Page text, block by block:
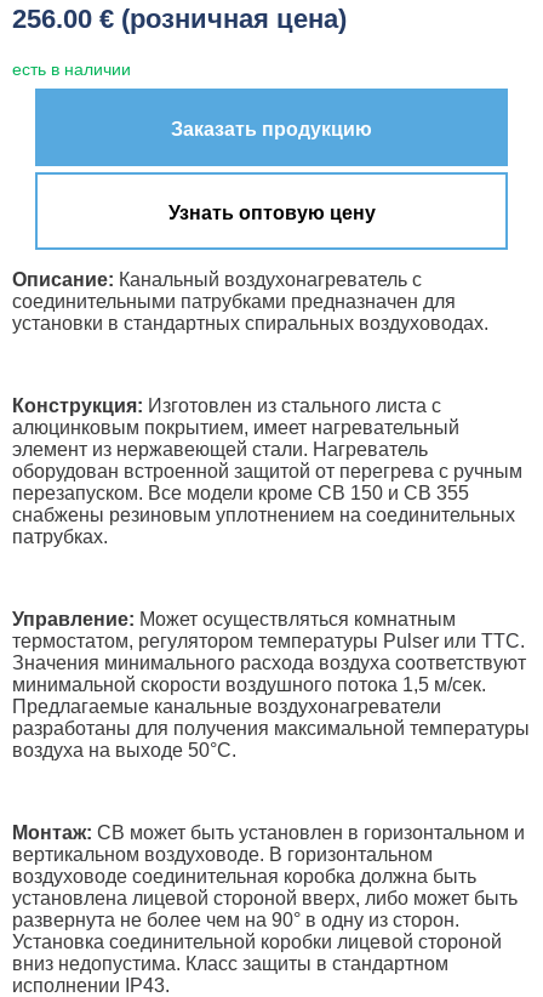
256.00 € (розничная цена)
есть в наличии
Заказать продукцию
Узнать оптовую цену
Описание: Канальный воздухонагреватель с
соединительными патрубками предназначен для
установки в стандартных спиральных воздуховодах.
Конструкция: Изготовлен из стального листа с
алюцинковым покрытием, имеет нагревательный
элемент из нержавеющей стали. Нагреватель
оборудован встроенной защитой от перегрева c ручным
перезапуском. Все модели кроме СВ 150 и СВ 355
снабжены резиновым уплотнением на соединительных
патрубках.
Управление: Может осуществляться комнатным
термостатом, регулятором температуры Pulser или ТТС.
Значения минимального расхода воздуха соответствуют
минимальной скорости воздушного потока 1,5 м/сек.
Предлагаемые канальные воздухонагреватели
разработаны для получения максимальной температуры
воздуха на выходе 50°С.
Монтаж: СВ может быть установлен в горизонтальном и
вертикальном воздуховоде. В горизонтальном
воздуховоде соединительная коробка должна быть
установлена лицевой стороной вверх, либо может быть
развернута не более чем на 90° в одну из сторон.
Установка соединительной коробки лицевой стороной
вниз недопустима. Класс защиты в стандартном
исполнении IP43.